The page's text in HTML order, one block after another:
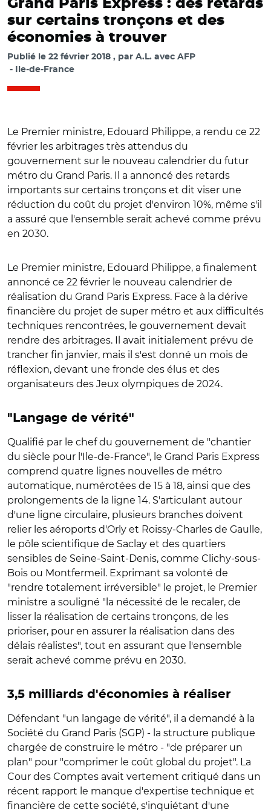
Grand Paris Express : des retards
sur certains tronçons et des
économies à trouver
Publié le 22 février 2018 par A.L. avec AFP
Ile-de-France
Le Premier ministre, Edouard Philippe, a rendu ce 22
février les arbitrages très attendus du
gouvernement sur le nouveau calendrier du futur
métro du Grand Paris. Il a annoncé des retards
importants sur certains tronçons et dit viser une
réduction du coût du projet d'environ 10%, même s'il
a assuré que l'ensemble serait achevé comme prévu
en 2030.
Le Premier ministre, Edouard Philippe, a finalement
annoncé ce 22 février le nouveau calendrier de
réalisation du Grand Paris Express. Face à la dérive
financière du projet de super métro et aux difficultés
techniques rencontrées, le gouvernement devait
rendre des arbitrages. Il avait initialement prévu de
trancher fin janvier, mais il s'est donné un mois de
réflexion, devant une fronde des élus et des
organisateurs des Jeux olympiques de 2024.
"Langage de vérité"
Qualifié par le chef du gouvernement de "chantier
du siècle pour l'Ile-de-France", le Grand Paris Express
comprend quatre lignes nouvelles de métro
automatique, numérotées de 15 à 18, ainsi que des
prolongements de la ligne 14. S'articulant autour
d'une ligne circulaire, plusieurs branches doivent
relier les aéroports d'Orly et Roissy-Charles de Gaulle,
le pôle scientifique de Saclay et des quartiers
sensibles de Seine-Saint-Denis, comme Clichy-sous-
Bois ou Montfermeil. Exprimant sa volonté de
"rendre totalement irréversible" le projet, le Premier
ministre a souligné "la nécessité de le recaler, de
lisser la réalisation de certains tronçons, de les
prioriser, pour en assurer la réalisation dans des
délais réalistes", tout en assurant que l'ensemble
serait achevé comme prévu en 2030.
3,5 milliards d'économies à réaliser
Défendant "un langage de vérité", il a demandé à la
Société du Grand Paris (SGP) - la structure publique
chargée de construire le métro - "de préparer un
plan" pour "comprimer le coût global du projet". La
Cour des Comptes avait vertement critiqué dans un
récent rapport le manque d'expertise technique et
financière de cette société, s'inquiétant d'une